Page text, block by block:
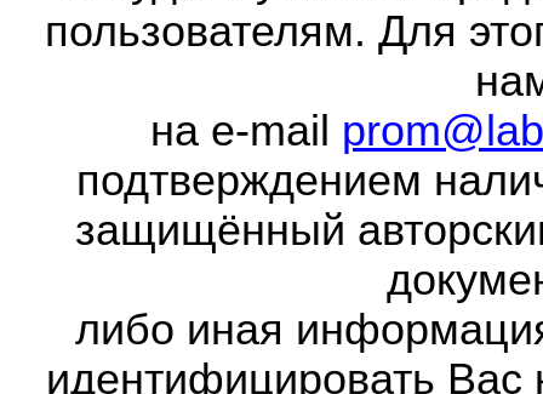
пользователям. Для
на e-mail
подтверждением
защищённый
либо иная
идентифицировать Вас